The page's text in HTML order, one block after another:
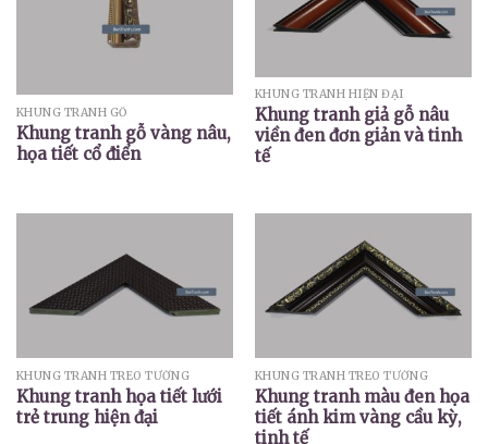
KHUNG TRANH GỖ
Khung tranh gỗ vàng nâu,
họa tiết cổ điển
KHUNG TRANH HIỆN ĐẠI
Khung tranh giả gỗ nâu
viền đen đơn giản và tinh
tế
KHUNG TRANH TREO TƯỜNG
Khung tranh họa tiết lưới
trẻ trung hiện đại
KHUNG TRANH TREO TƯỜNG
Khung tranh màu đen họa
tiết ánh kim vàng cầu kỳ,
tinh tế